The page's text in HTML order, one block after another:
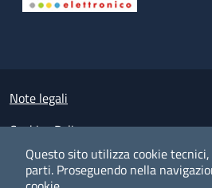
Questo sito utilizza cookie
parti. Proseguendo nella
Small prints
Note legali
Cookies Policy
Policy privacy e protezione del dato